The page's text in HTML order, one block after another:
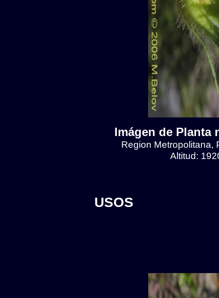
Imágen de Planta
Region Metropolitana,
Altitud:
USOS